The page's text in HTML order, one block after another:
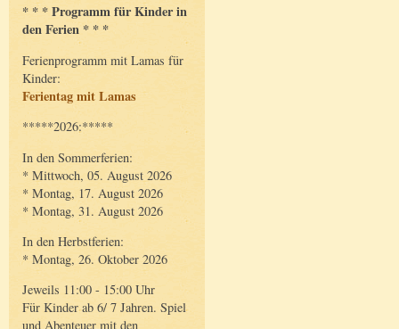
* * * Programm für Kinder in
den Ferien * * *
Ferienprogramm mit Lamas für
Kinder:
Ferientag mit Lamas
*****2026:*****
In den Sommerferien:
* Mittwoch, 05. August 2026
* Montag, 17. August 2026
* Montag, 31. August 2026
In den Herbstferien:
* Montag, 26. Oktober 2026
Jeweils 11:00 - 15:00 Uhr
Für Kinder ab 6/ 7 Jahren. Spiel
und Abenteuer mit den